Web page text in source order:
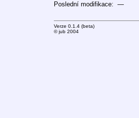
Poslední modifikace: —
Verze 0.1.4 (beta)
© jub 2004